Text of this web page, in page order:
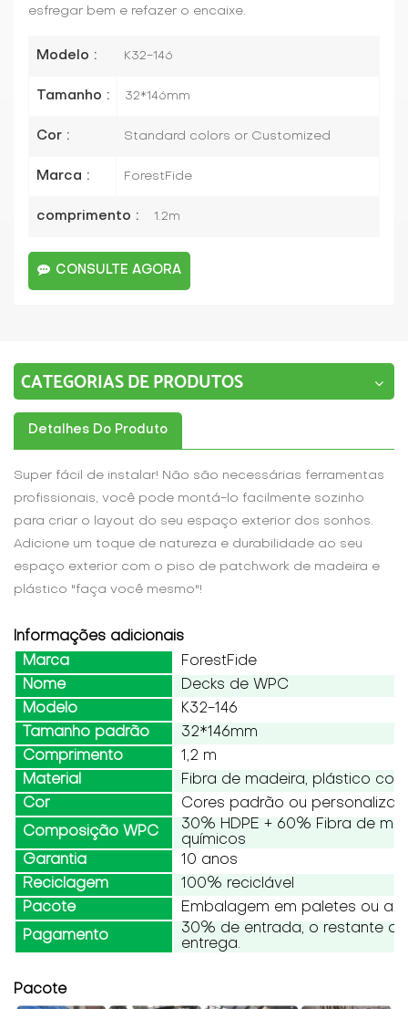
esfregar bem e refazer o encaixe.
Modelo : K32-146
Tamanho : 32*146mm
Cor : Standard colors or Customized
Marca : ForestFide
comprimento : 1.2m
CONSULTE AGORA
CATEGORIAS DE PRODUTOS
Detalhes Do Produto
Super fácil de instalar! Não são necessárias ferramentas
profissionais, você pode montá-lo facilmente sozinho
para criar o layout do seu espaço exterior dos sonhos.
Adicione um toque de natureza e durabilidade ao seu
espaço exterior com o piso de patchwork de madeira e
plástico "faça você mesmo"!
Informações adicionais
Marca
ForestFide
Nome
Decks de WPC
Modelo
K32-146
Tamanho padrão
32*146mm
Comprimento
1,2 m
Material
Fibra de madeira, plástico
Cor
Cores padrão ou
Composição WPC
30% HDPE + 60% Fibra de
químicos
Garantia
10 anos
Reciclagem
100% reciclável
Pacote
Embalagem em paletes ou a
Pagamento
30% de entrada, o restante
entrega.
Pacote